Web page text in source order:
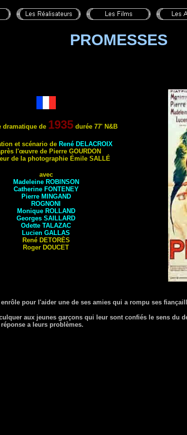
PROMESSES
dramatique de 1935 durée 77' N&B
et scénario de René DELACROIX
l'œuvre de Pierre GOURDON
de la photographie Émile SALLÉ
avec
Madeleine ROBINSON
Catherine FONTENEY
Pierre MINGAND
ROGNONI
Monique ROLLAND
Georges SAILLARD
Odette TALAZAC
Lucien GALLAS
René DETORÈS
Roger DOUCET
pour l'aider une de ses amies qui a rompu ses
aux jeunes garçons qui leur sont confiés le sens du
a leurs problèmes.